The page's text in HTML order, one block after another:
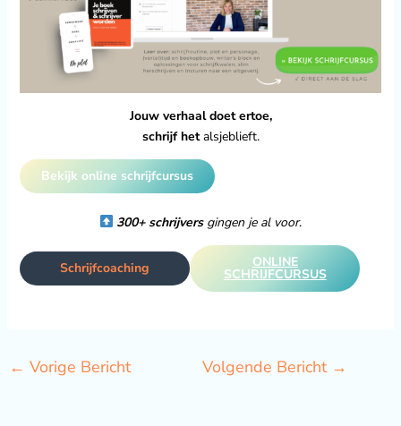
Jouw verhaal doet ertoe,
schrijf hetalsjeblieft.
Bekijk online schrijfcursus
300+ schrijvers gingen je al voor.
Schrijfcoaching ONLINE
SCHRIJFCURSUS
← Vorige Bericht Volgende Bericht →